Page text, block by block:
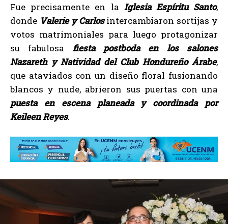
Fue precisamente en la Iglesia Espíritu Santo,
donde Valerie y Carlosintercambiaron sortijas y
votos matrimoniales para luego protagonizar
su fabulosa fiesta postboda en los salones
Nazareth y Natividad del Club Hondureño Árabe,
que ataviados con un diseño floral fusionando
blancos y nude, abrieron sus puertas con una
puesta en escena planeada y coordinada por
Keileen Reyes.